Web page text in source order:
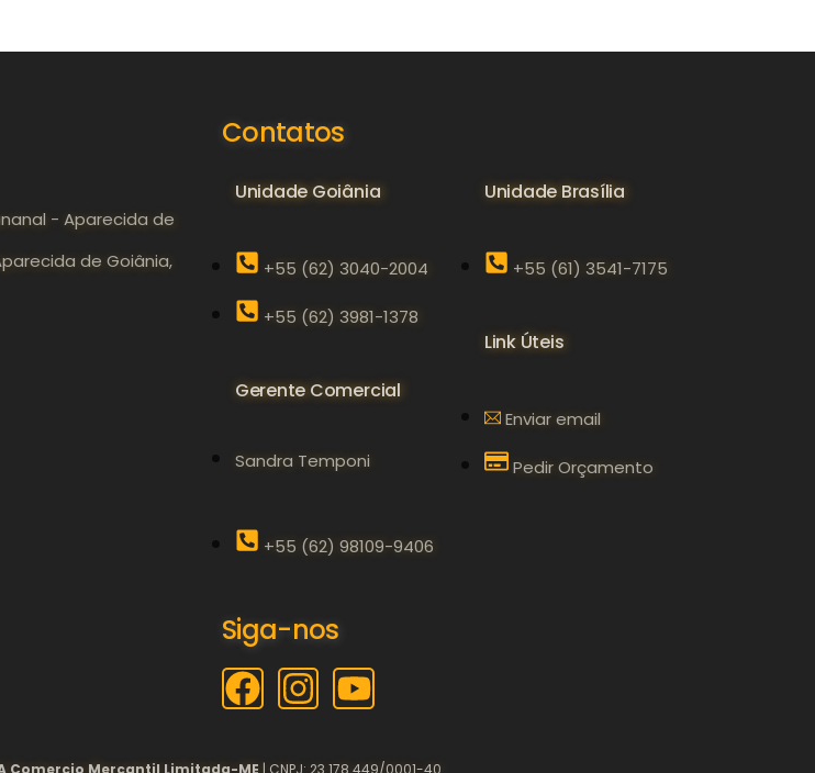
- Aparecida de
de Goiânia,
Contatos
Unidade Goiânia
+55 (62) 3040-2004
+55 (62) 3981-1378
Gerente Comercial
Sandra Temponi
+55 (62) 98109-9406
Unidade Brasília
+55 (61) 3541-7175
Link Úteis
Enviar email
Pedir Orçamento
Siga-nos
Comercio Mercantil Limitada-ME | CNPJ: 23.178.449/0001-40